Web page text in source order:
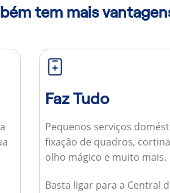
tem mais
Faz Tudo
Pequenos serviços
fixação de quadros,
olho mágico e muito mais.
Basta ligar para a Central